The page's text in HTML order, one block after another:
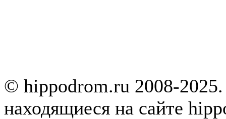
© hippodrom.ru 2008-
находящиеся на сайте